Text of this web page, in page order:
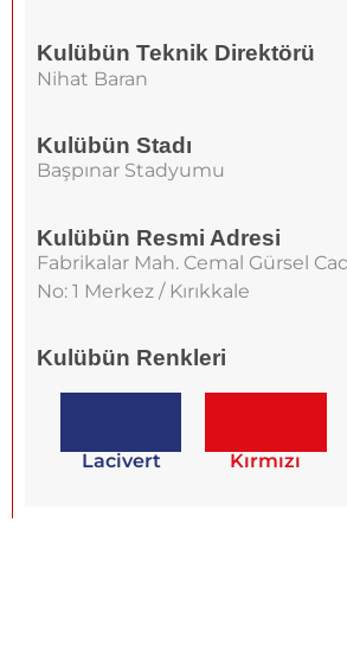
Kulübün Teknik Direktörü
Nihat Baran
Kulübün Stadı
Başpınar Stadyumu
Kulübün Resmi Adresi
Fabrikalar Mah. Cemal Gürsel
No: 1 Merkez / Kırıkkale
Kulübün Renkleri
Lacivert Kırmızı